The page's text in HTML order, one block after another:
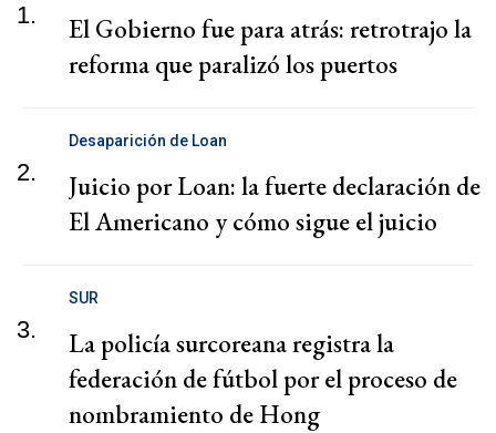
1.
El Gobierno fue para atrás: retrotrajo la
reforma que paralizó los puertos
2.
Desaparición de Loan
Juicio por Loan: la fuerte declaración de
El Americano y cómo sigue el juicio
3.
SUR
La policía surcoreana registra la
federación de fútbol por el proceso de
nombramiento de Hong